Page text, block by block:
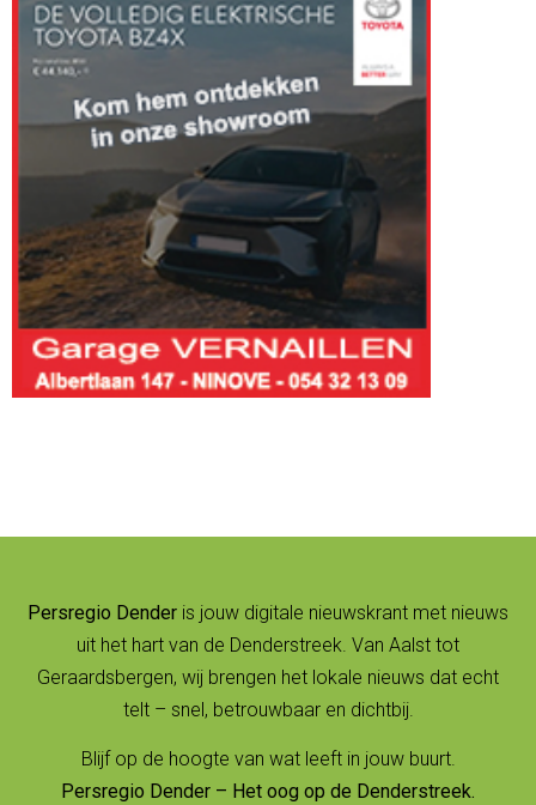
Persregio Dender is jouw digitale nieuwskrant met nieuws
uit het hart van de Denderstreek. Van Aalst tot
Geraardsbergen, wij brengen het lokale nieuws dat echt
telt – snel, betrouwbaar en dichtbij.
Blijf op de hoogte van wat leeft in jouw buurt.
Persregio Dender – Het oog op de Denderstreek.